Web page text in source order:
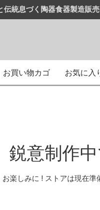
伝統息づく陶器食器製造販売
お得です。
お買い物カゴ お気に入
鋭意制作
楽しみに ! ストアは現在準